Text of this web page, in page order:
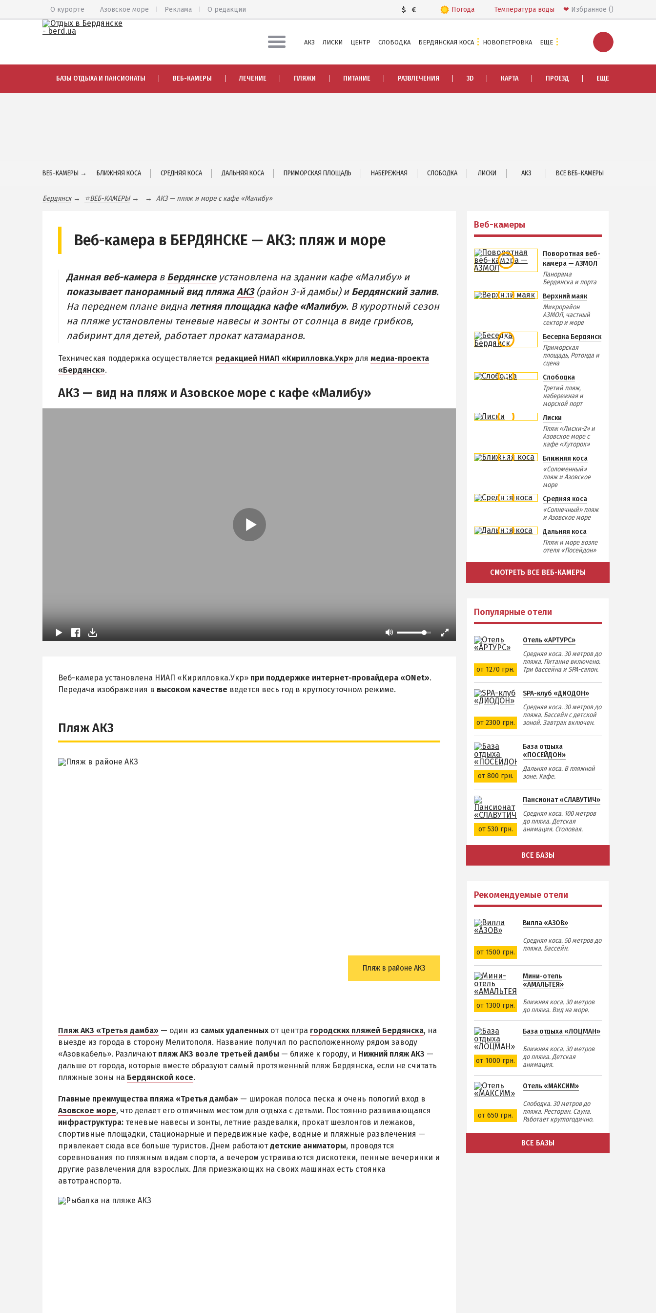
Погода Температура воды ❤ Избранное
$ €
О курорте Азовское море Реклама О редакции
Городская часть
БЕРДЯНСКАЯ КОСА
Ближняя коса
Средняя коса
НАГОРНАЯ ЧАСТЬ
ЧАСТНЫЙ СЕКТОР
Аквапарк
Памятники и скульптуры
Приморская площадь
Бердянские маяки
Отдых с детьми
Отдых зимой и в межсезонье
Отдых с бассейном
Отдых на первой линии
Отдых на набережной
Квартиры посуточно
АКЗ ЛИСКИ ЦЕНТР СЛОБОДКА БЕРДЯНСКАЯ КОСА НОВОПЕТРОВКА ЕЩЕ
БАЗЫ ОТДЫХА И ПАНСИОНАТЫ ВЕБ-КАМЕРЫ ЛЕЧЕНИЕ ПЛЯЖИ ПИТАНИЕ РАЗВЛЕЧЕНИЯ 3D КАРТА ПРОЕЗД ЕЩЕ
ВЕБ-КАМЕРЫ → БЛИЖНЯЯ КОСА СРЕДНЯЯ КОСА ДАЛЬНЯЯ КОСА ПРИМОРСКАЯ ПЛОЩАДЬ НАБЕРЕЖНАЯ СЛОБОДКА ЛИСКИ АКЗ ВСЕ ВЕБ-КАМЕРЫ
Бердянск ⭐️ВЕБ-КАМЕРЫ АКЗ — пляж и море с кафе «Малибу»
Веб-камера в БЕРДЯНСКЕ — АКЗ: пляж и море
Данная веб-камерав Бердянскеустановлена на здании кафе «Малибу» и
показывает панорамный вид пляжаАКЗ(район 3-й дамбы) и Бердянский залив.
На переднем плане видна летняя площадка кафе «Малибу». В курортный сезон
на пляже установлены теневые навесы и зонты от солнца в виде грибков,
лабиринт для детей, работает прокат катамаранов.
Техническая поддержка осуществляется редакцией НИАП «Кирилловка.Укр» для медиа-проекта
«Бердянск».
АКЗ — вид на пляж и Азовское море с кафе «Малибу»
Веб-камера установлена НИАП «Кирилловка.Укр» при поддержке интернет-провайдера «ONet».
Передача изображения в высоком качестве ведется весь год в круглосуточном режиме.
Пляж АКЗ
Пляж в районе АКЗ
Пляж АКЗ «Третья дамба» — один из самых удаленных от центра городских пляжей Бердянска, на
выезде из города в сторону Мелитополя. Название получил по расположенному рядом заводу
«Азовкабель». Различают пляж АКЗ возле третьей дамбы — ближе к городу, и Нижний пляж АКЗ —
дальше от города, которые вместе образуют самый протяженный пляж Бердянска, если не считать
пляжные зоны на Бердянской косе.
Главные преимущества пляжа «Третья дамба» — широкая полоса песка и очень пологий вход в
Азовское море, что делает его отличным местом для отдыха с детьми. Постоянно развивающаяся
инфраструктура: теневые навесы и зонты, летние раздевалки, прокат шезлонгов и лежаков,
спортивные площадки, стационарные и передвижные кафе, водные и пляжные развлечения —
привлекает сюда все больше туристов. Днем работаютдетские аниматоры, проводятся
соревнования по пляжным видам спорта, а вечером устраиваются дискотеки, пенные вечеринки и
другие развлечения для взрослых. Для приезжающих на своих машинах есть стоянка
автотранспорта.
Веб-камеры
Поворотная веб-
камера — АЗМОЛ
Панорама
Бердянска и порта
Верхний маяк
Микрорайон
АЗМОЛ, частный
сектор и море
Беседка Бердянск
Приморская
площадь, Ротонда и
сцена
Слободка
Третий пляж,
набережная и
морской порт
Лиски
Пляж «Лиски-2» и
Азовское море с
кафе «Хуторок»
Ближняя коса
«Соломенный»
пляж и Азовское
море
Средняя коса
«Солнечный» пляж
и Азовское море
Дальняя коса
Пляж и море возле
отеля «Посейдон»
СМОТРЕТЬ ВСЕ ВЕБ-КАМЕРЫ
Популярные отели
от 1270 грн.
Отель «АРТУРС»
Средняя коса. 30 метров до
пляжа. Питание включено.
Три бассейна и SPA-салон.
от 2300 грн.
SPA-клуб «ДИОДОН»
Средняя коса. 30 метров до
пляжа. Бассейн с детской
зоной. Завтрак включен.
от 800 грн.
База отдыха
«ПОСЕЙДОН»
Дальняя коса. В пляжной
зоне. Кафе.
от 530 грн.
Пансионат «СЛАВУТИЧ»
Средняя коса. 100 метров
до пляжа. Детская
анимация. Столовая.
ВСЕ БАЗЫ
Рекомендуемые отели
от 1500 грн.
Вилла «АЗОВ»
Средняя коса. 50 метров до
пляжа. Бассейн.
от 1300 грн.
Мини-отель
«АМАЛЬТЕЯ»
Ближняя коса. 30 метров
до пляжа. Вид на море.
от 1000 грн.
База отдыха «ЛОЦМАН»
Ближняя коса. 30 метров
до пляжа. Детская
анимация.
от 650 грн.
Отель «МАКСИМ»
Слободка. 30 метров до
пляжа. Ресторан. Сауна.
Работает круглогодично.
ВСЕ БАЗЫ